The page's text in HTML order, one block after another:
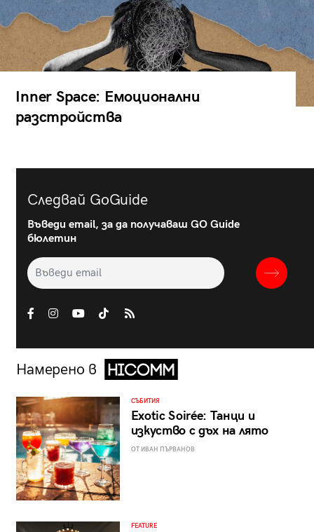
Inner Space: Емоционални
разстройства
Следвай GoGuide
Въведи email, за да получаваш GO Guide
бюлетин
Намерено в
СЪБИТИЯ
Exotic Soirée: Танци и
изкуство с дъх на лято
ОТ ИВАН ПЪРВАНОВ
FEATURE